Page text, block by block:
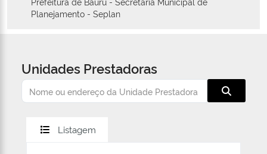
Planejamento - Seplan
Unidades Prestadoras
Listagem